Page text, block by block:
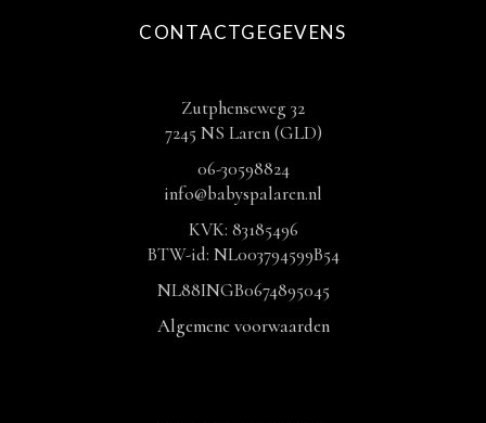
CONTACTGEGEVENS
Zutphenseweg 32
7245 NS Laren (GLD)
06-30598824
info@babyspalaren.nl
KVK: 83185496
BTW-id: NL003794599B54
NL88INGB0674895045
Algemene voorwaarden